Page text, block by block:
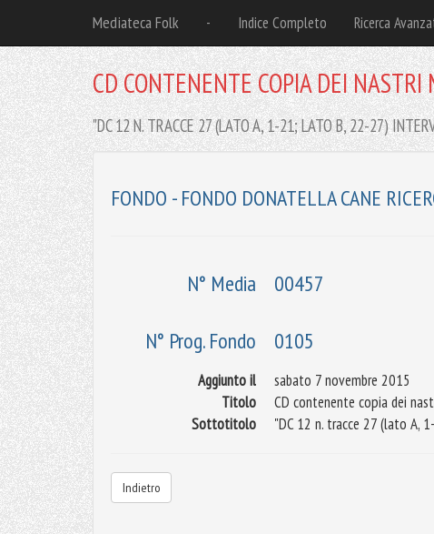
Mediateca Folk - Indice Completo Ricerca
CD CONTENENTE COPIA DEI
"DC 12 N. TRACCE 27 (LATO A, 1-21; LATO B, 22-27)
FONDO - FONDO DONATELLA CANE
N° Media 00457
N° Prog. Fondo 0105
Aggiunto il
sabato 7 novembre 2015
Titolo
CD contenente copia dei
Sottotitolo
"DC 12 n. tracce 27 (lato A,
Indietro